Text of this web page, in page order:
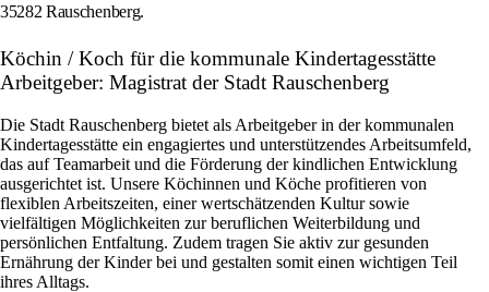
35282 Rauschenberg.
Köchin / Koch für die kommunale Kindertagesstätte
Arbeitgeber: Magistrat der Stadt Rauschenberg
Die Stadt Rauschenberg bietet als Arbeitgeber in der kommunalen
Kindertagesstätte ein engagiertes und unterstützendes Arbeitsumfeld,
das auf Teamarbeit und die Förderung der kindlichen Entwicklung
ausgerichtet ist. Unsere Köchinnen und Köche profitieren von
flexiblen Arbeitszeiten, einer wertschätzenden Kultur sowie
vielfältigen Möglichkeiten zur beruflichen Weiterbildung und
persönlichen Entfaltung. Zudem tragen Sie aktiv zur gesunden
Ernährung der Kinder bei und gestalten somit einen wichtigen Teil
ihres Alltags.